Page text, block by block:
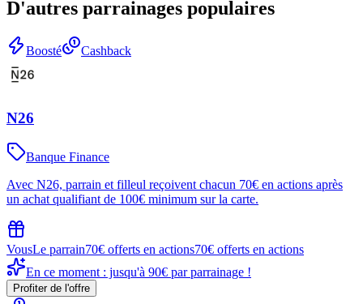
D'autres parrainages populaires
Boosté Cashback
N26
Banque Finance
Avec N26, parrain et filleul reçoivent chacun 70€ en actions après
un achat qualifiant de 100€ minimum sur la carte.
VousLe parrain70€ offerts en actions70€ offerts en actions
En ce moment : jusqu'à 90€ par parrainage !
Profiter de l'offre